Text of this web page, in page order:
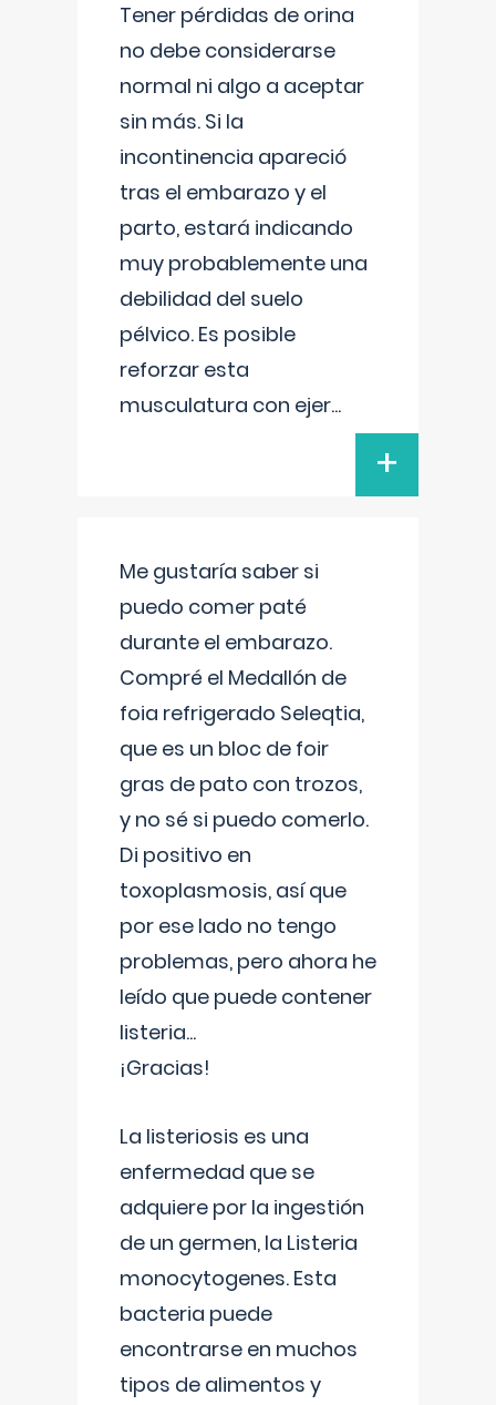
Tener pérdidas de orina
no debe considerarse
normal ni algo a aceptar
sin más. Si la
incontinencia apareció
tras el embarazo y el
parto, estará indicando
muy probablemente una
debilidad del suelo
pélvico. Es posible
reforzar esta
musculatura con ejer...
+
Me gustaría saber si
puedo comer paté
durante el embarazo.
Compré el Medallón de
foia refrigerado Seleqtia,
que es un bloc de foir
gras de pato con trozos,
y no sé si puedo comerlo.
Di positivo en
toxoplasmosis, así que
por ese lado no tengo
problemas, pero ahora he
leído que puede contener
listeria...
¡Gracias!
La listeriosis es una
enfermedad que se
adquiere por la ingestión
de un germen, la Listeria
monocytogenes. Esta
bacteria puede
encontrarse en muchos
tipos de alimentos y